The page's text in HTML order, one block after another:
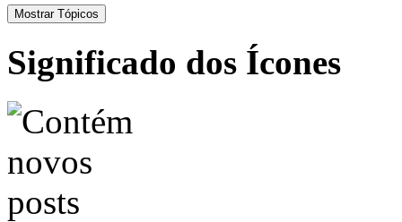
Significado dos Ícones